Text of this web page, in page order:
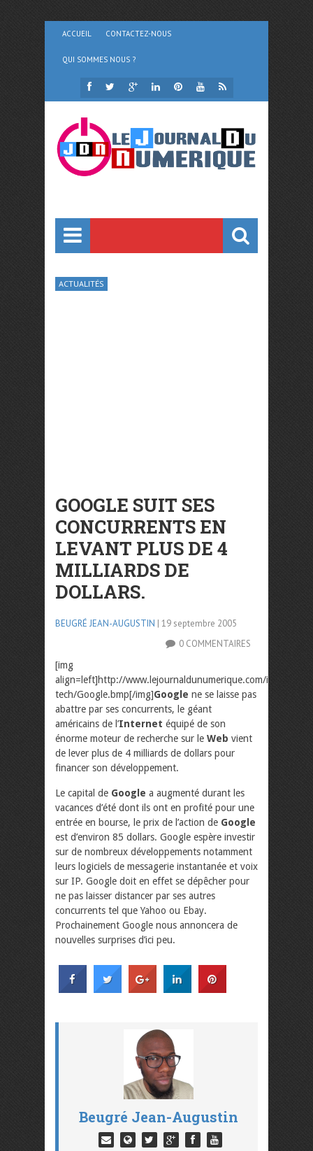
ACCUEIL CONTACTEZ-NOUS
QUI SOMMES NOUS ?
ACTUALITÉS
GOOGLE SUIT SES
CONCURRENTS EN
LEVANT PLUS DE 4
MILLIARDS DE
DOLLARS.
BEUGRÉ JEAN-AUGUSTIN | 19 septembre 2005
0 COMMENTAIRES
[img
align=left]http://www.lejournaldunumerique.com/images/
tech/Google.bmp[/img]Google ne se laisse pas
abattre par ses concurrents, le géant
américains de l’Internet équipé de son
énorme moteur de recherche sur le Web vient
de lever plus de 4 milliards de dollars pour
financer son développement.
Le capital de Google a augmenté durant les
vacances d’été dont ils ont en profité pour une
entrée en bourse, le prix de l’action de Google
est d’environ 85 dollars. Google espère investir
sur de nombreux développements notamment
leurs logiciels de messagerie instantanée et voix
sur IP. Google doit en effet se dépêcher pour
ne pas laisser distancer par ses autres
concurrents tel que Yahoo ou Ebay.
Prochainement Google nous annoncera de
nouvelles surprises d’ici peu.
Beugré Jean-Augustin